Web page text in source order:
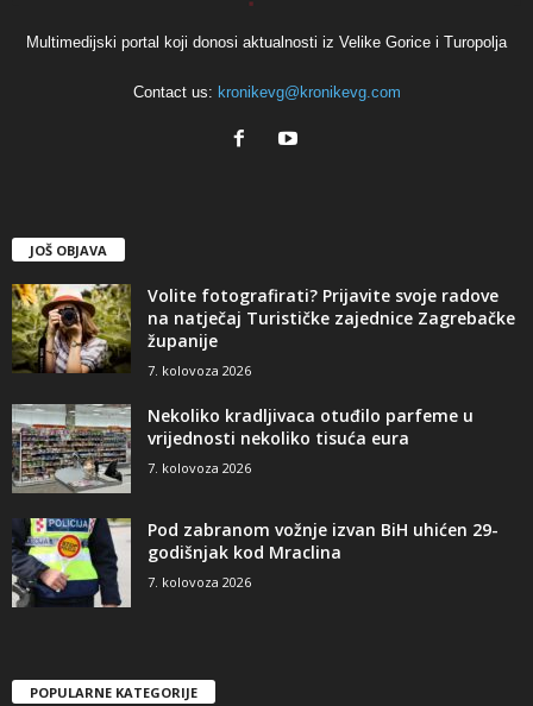
Multimedijski portal koji donosi aktualnosti iz Velike Gorice i Turopolja
Contact us: kronikevg@kronikevg.com
JOŠ OBJAVA
Volite fotografirati? Prijavite svoje radove
na natječaj Turističke zajednice Zagrebačke
županije
7. kolovoza 2026
Nekoliko kradljivaca otuđilo parfeme u
vrijednosti nekoliko tisuća eura
7. kolovoza 2026
Pod zabranom vožnje izvan BiH uhićen 29-
godišnjak kod Mraclina
7. kolovoza 2026
POPULARNE KATEGORIJE